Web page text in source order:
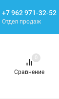
+7 962 971-32-52
Отдел продаж
Сравнение
0